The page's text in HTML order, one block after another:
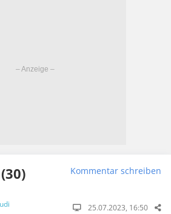
Kommentar schreiben
25.07.2023, 16:50